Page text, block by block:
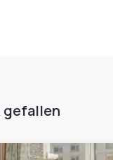
gefallen